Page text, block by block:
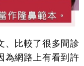
、比較了很多間診
為網路上有看到許